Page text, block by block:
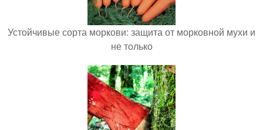
Устойчивые сорта моркови: защита от морковной мухи и
не только